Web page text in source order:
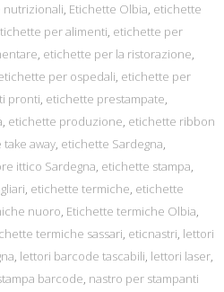
nutrizionali, Etichette Olbia, etichette
per alimenti, etichette per
, etichette per la ristorazione,
per ospedali, etichette per
pronti, etichette prestampate,
, etichette produzione, etichette ribbon
away, etichette Sardegna,
ittico Sardegna, etichette stampa,
, etichette termiche, etichette
nuoro, Etichette termiche Olbia,
termiche sassari, eticnastri, lettori
, lettori barcode tascabili, lettori laser,
barcode, nastro per stampanti